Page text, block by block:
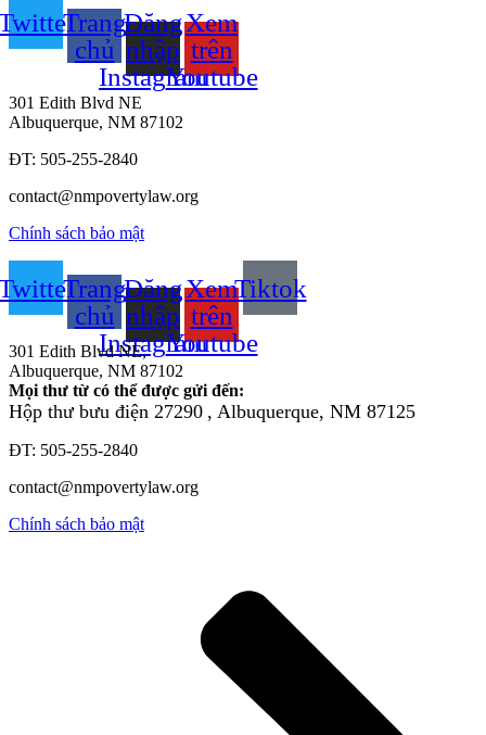
Trang
chủ
Đăng
nhập
Instagram
Xem
trên
Youtube
301 Edith Blvd NE
Albuquerque, NM 87102
ĐT: 505-255-2840
contact@nmpovertylaw.org
Chính sách bảo mật
Trang
chủ
Đăng
nhập
Instagram
Xem
trên
Youtube
Tiktok
301 Edith Blvd NE,
Albuquerque, NM 87102
Mọi thư từ có thể được gửi đến:
Hộp thư bưu điện 27290 , Albuquerque, NM 87125
ĐT: 505-255-2840
contact@nmpovertylaw.org
Chính sách bảo mật